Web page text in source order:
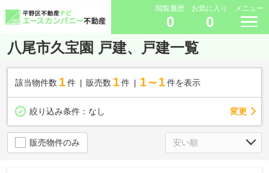
閲覧履歴
0
お気に入り
0
メニュー
八尾市久宝園 戸建、戸建一覧
該当物件数 1件 販売数 1 件 1～1 件を表示
絞り込み条件： なし 変更
販売物件のみ